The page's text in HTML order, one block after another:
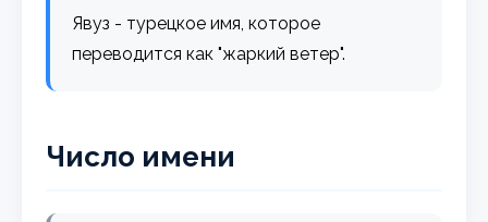
Явуз - турецкое имя, которое
переводится как "жаркий ветер".
Число имени